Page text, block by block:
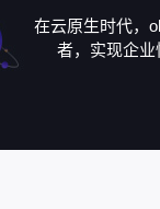
在云原生时代，
者，实现企业